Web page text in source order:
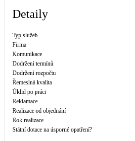
Detaily
Typ služeb
Firma
Komunikace
Dodržení termínů
Dodržení rozpočtu
Řemeslná kvalita
Úklid po práci
Reklamace
Realizace od objednání
Rok realizace
Státní dotace na úsporné opatření?